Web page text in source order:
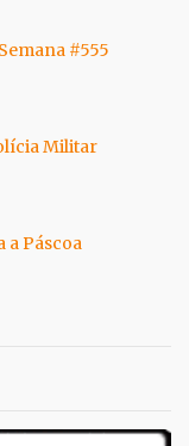
#555
Militar
a Páscoa